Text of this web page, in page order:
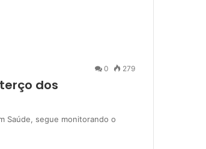
0 279
dos
Saúde, segue monitorando o